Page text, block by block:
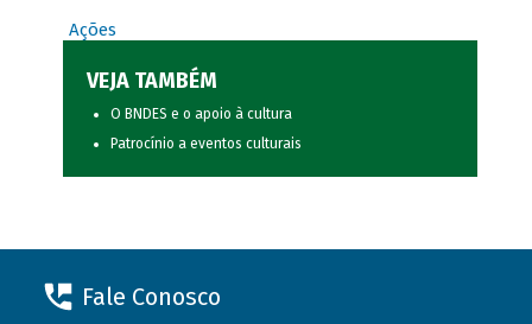
Ações
VEJA TAMBÉM
O BNDES e o apoio à cultura
Patrocínio a eventos culturais
Fale Conosco